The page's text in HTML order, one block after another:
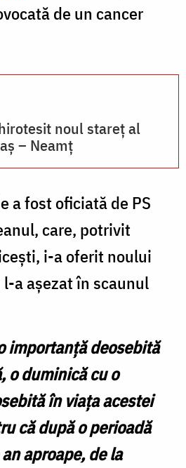
de un cancer
noul stareț al
– Neamț
a fost oficiată de PS
care, potrivit
i-a oferit noului
a așezat în scaunul
importanță deosebită
o duminică cu o
în viața acestei
că după o perioadă
aproape, de la